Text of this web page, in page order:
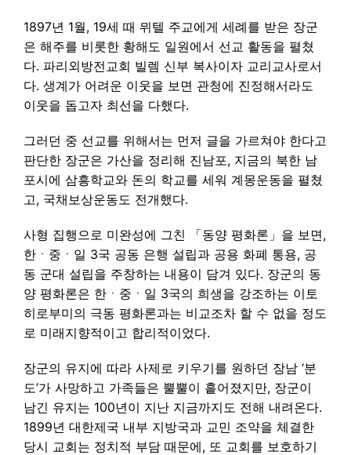
1897년 1월, 19세 때 뮈텔 주교에게 세례를 받은 장군
은 해주를 비롯한 황해도 일원에서 선교 활동을 펼쳤
다. 파리외방전교회 빌렘 신부 복사이자 교리교사로서
다. 생계가 어려운 이웃을 보면 관청에 진정해서라도
이웃을 돕고자 최선을 다했다.
그러던 중 선교를 위해서는 먼저 글을 가르쳐야 한다고
판단한 장군은 가산을 정리해 진남포, 지금의 북한 남
포시에 삼흥학교와 돈의 학교를 세워 계몽운동을 펼쳤
고, 국채보상운동도 전개했다.
사형 집행으로 미완성에 그친 「동양 평화론」을 보면,
한ㆍ중ㆍ일 3국 공동 은행 설립과 공용 화폐 통용, 공
동 군대 설립을 주창하는 내용이 담겨 있다. 장군의 동
양 평화론은 한ㆍ중ㆍ일 3국의 희생을 강조하는 이토
히로부미의 극동 평화론과는 비교조차 할 수 없을 정도
로 미래지향적이고 합리적이었다.
장군의 유지에 따라 사제로 키우기를 원하던 장남 ‘분
도’가 사망하고 가족들은 뿔뿔이 흩어졌지만, 장군이
남긴 유지는 100년이 지난 지금까지도 전해 내려온다.
1899년 대한제국 내부 지방국과 교민 조약을 체결한
당시 교회는 정치적 부담 때문에, 또 교회를 보호하기